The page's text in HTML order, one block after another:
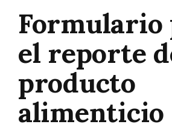
Nación
Formulario
el reporte
producto
alimenticio